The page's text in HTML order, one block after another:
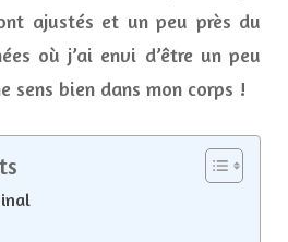
ajustés et un peu près du
où j’ai envi d’être un peu
sens bien dans mon corps !